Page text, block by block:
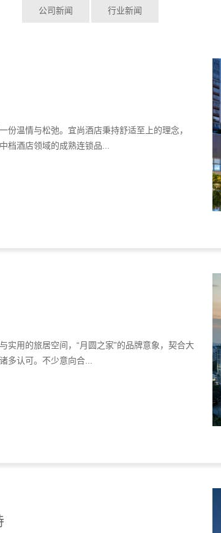
公司新闻 行业新闻
温情与松弛。宜尚酒店秉持舒适至上的理念，
档酒店领域的成熟连锁品...
实用的旅居空间，“月圆之家”的品牌意象，契合大
多认可。不少意向合...